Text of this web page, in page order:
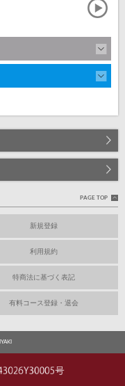
PAGE TOP
新規登録
利用規約
特商法に基づく表記
有料コース登録・退会